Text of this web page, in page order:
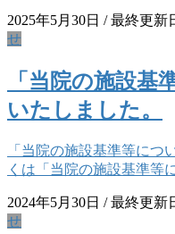
2025年5月30日 / 最終更新
せ
「当院の施設基
いたしました。
「当院の施設基準等につ
くは「当院の施設基準等
2024年5月30日 / 最終更新
せ